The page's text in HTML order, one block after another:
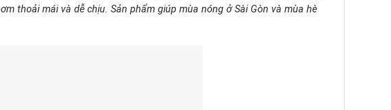
thoải mái và dễ chịu. Sản phẩm giúp mùa nóng ở Sài Gòn và mùa hè